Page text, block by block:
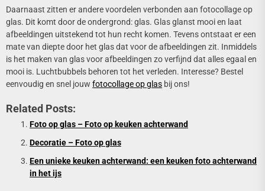
Daarnaast zitten er andere voordelen verbonden aan fotocollage op
glas. Dit komt door de ondergrond: glas. Glas glanst mooi en laat
afbeeldingen uitstekend tot hun recht komen. Tevens ontstaat er een
mate van diepte door het glas dat voor de afbeeldingen zit. Inmiddels
is het maken van glas voor afbeeldingen zo verfijnd dat alles egaal en
mooi is. Luchtbubbels behoren tot het verleden. Interesse? Bestel
eenvoudig en snel jouw fotocollage op glas bij ons!
Related Posts:
Foto op glas – Foto op keuken achterwand
Decoratie – Foto op glas
Een unieke keuken achterwand: een keuken foto achterwand
in het ijs